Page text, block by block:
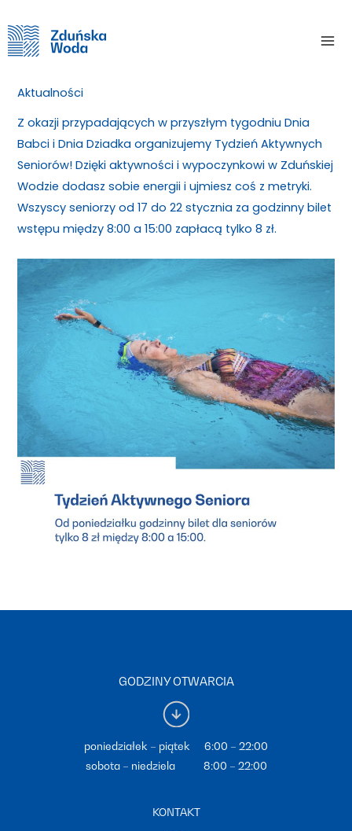
to
content
Aktualności
Z okazji przypadających w przyszłym tygodniu Dnia
Babci i Dnia Dziadka organizujemy Tydzień Aktywnych
Seniorów! Dzięki aktywności i wypoczynkowi w Zduńskiej
Wodzie dodasz sobie energii i ujmiesz coś z metryki.
Wszyscy seniorzy od 17 do 22 stycznia za godzinny bilet
wstępu między 8:00 a 15:00 zapłacą tylko 8 zł.
GODZINY OTWARCIA
poniedziałek – piątek 6:00 – 22:00
sobota – niedziela 8:00 – 22:00
KONTAKT